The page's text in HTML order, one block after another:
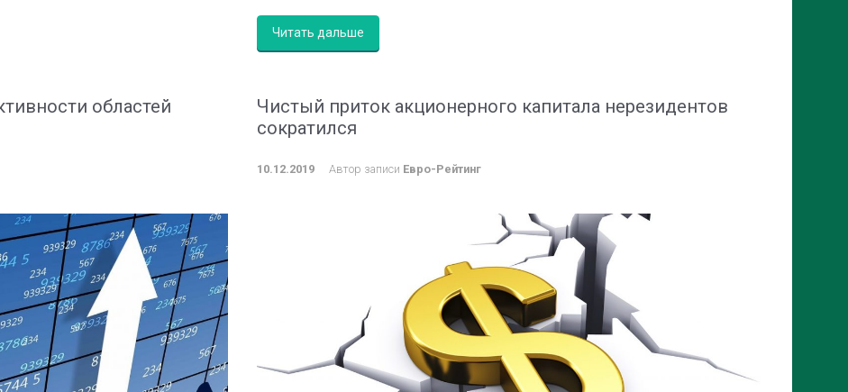
Читать дальше
областей
Чистый приток акционерного капитала нерезидентов
сократился
10.12.2019 Автор записи Евро-Рейтинг